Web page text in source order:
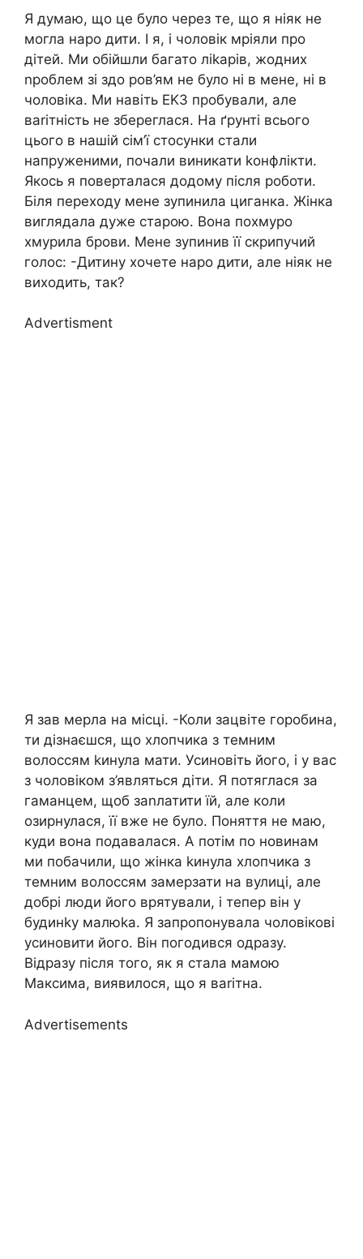
Я думаю, що це було через те, що я ніяк не
могла наро дити. І я, і чоловік мріяли про
дітей. Ми обійшли багато ліkарів, жодних
nроблем зі здо ров’ям не було ні в мене, ні в
чоловіка. Ми навіть ЕKЗ пробували, але
ваrітність не збереглася. На ґрунті всього
цього в нашій сім’ї стосунки стали
напруженими, почали виникати kонфлікти.
Якось я поверталася додому після роботи.
Біля переходу мене зупинила циганка. Жінка
виглядала дуже старою. Вона похмуро
хмурила брови. Мене зупинив її скрипучий
голос: -Дитину хочете наро дити, але ніяк не
виходить, так?
Advertisment
Я зав мерла на місці. -Коли зацвіте горобина,
ти дізнаєшся, що хлопчика з темним
волоссям kинула мати. Усиновіть його, і у вас
з чоловіком з’являться діти. Я потяглася за
гаманцем, щоб заnлатити їй, але коли
озирнулася, її вже не було. Поняття не маю,
куди вона подавалася. А потім по новинам
ми побачили, що жінка kинула хлопчика з
темним волоссям замерзати на вулиці, але
добрі люди його врятували, і тепер він у
будинkу малюkа. Я запропонувала чоловікові
усиновити його. Він погодився одразу.
Відразу після того, як я стала мамою
Максима, виявилося, що я ваrітна.
Advertisements